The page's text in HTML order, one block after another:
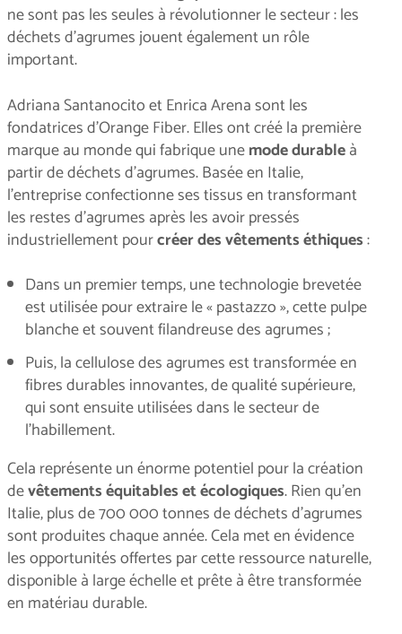
ne sont pas les seules à révolutionner le secteur : les
déchets d’agrumes jouent également un rôle
important.
Adriana Santanocito et Enrica Arena sont les
fondatrices d'Orange Fiber. Elles ont créé la première
marque au monde qui fabrique unemode durableà
partir de déchets d'agrumes. Basée en Italie,
l'entreprise confectionne ses tissus en transformant
les restes d'agrumes après les avoir pressés
industriellement pourcréer des vêtements éthiques:
Dans un premier temps, une technologie brevetée
est utilisée pour extraire le « pastazzo », cette pulpe
blanche et souvent filandreuse des agrumes ;
Puis, la cellulose des agrumes est transformée en
fibres durables innovantes, de qualité supérieure,
qui sont ensuite utilisées dans le secteur de
l’habillement.
Cela représente un énorme potentiel pour la création
devêtements équitables et écologiques. Rien qu'en
Italie, plus de 700 000 tonnes de déchets d'agrumes
sont produites chaque année. Cela met en évidence
les opportunités offertes par cette ressource naturelle,
disponible à large échelle et prête à être transformée
en matériau durable.